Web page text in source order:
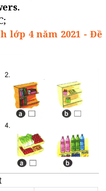
lớp 4 năm 2021 - Đề